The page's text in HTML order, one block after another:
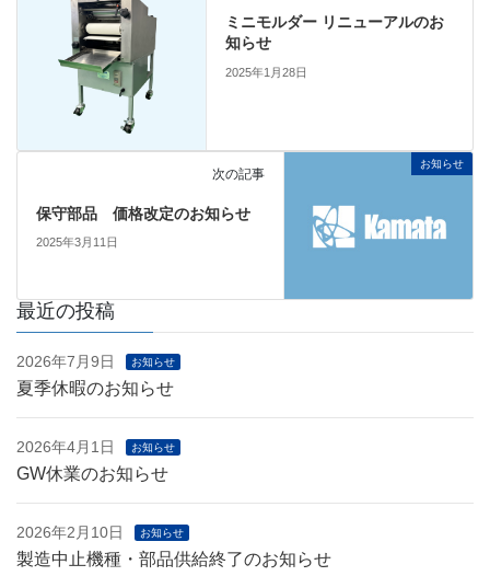
ミニモルダー リニューアルのお
知らせ
2025年1月28日
お知らせ
次の記事
保守部品 価格改定のお知らせ
2025年3月11日
最近の投稿
2026年7月9日 お知らせ
夏季休暇のお知らせ
2026年4月1日 お知らせ
GW休業のお知らせ
2026年2月10日 お知らせ
製造中止機種・部品供給終了のお知らせ